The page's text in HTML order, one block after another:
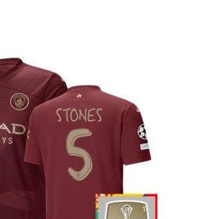
olika
alternativen
produktsidan